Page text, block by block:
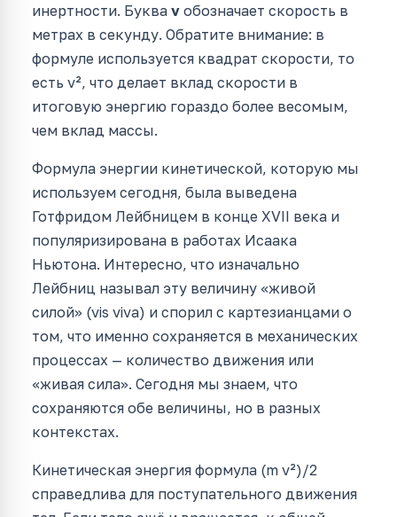
инертности. Буква v обозначает скорость в
метрах в секунду. Обратите внимание: в
формуле используется квадрат скорости, то
есть v², что делает вклад скорости в
итоговую энергию гораздо более весомым,
чем вклад массы.
Формула энергии кинетической, которую мы
используем сегодня, была выведена
Готфридом Лейбницем в конце XVII века и
популяризирована в работах Исаака
Ньютона. Интересно, что изначально
Лейбниц называл эту величину «живой
силой» (vis viva) и спорил с картезианцами о
том, что именно сохраняется в механических
процессах — количество движения или
«живая сила». Сегодня мы знаем, что
сохраняются обе величины, но в разных
контекстах.
Кинетическая энергия формула (m v²)/2
справедлива для поступательного движения